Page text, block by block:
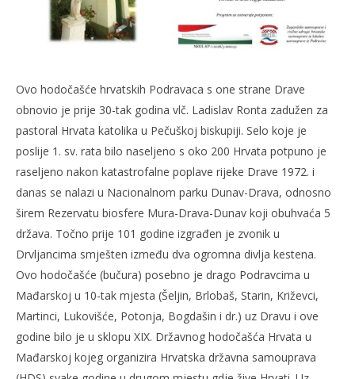
13.06.2026.
slatina.net
Ovo hodočašće hrvatskih Podravaca s one strane Drave
obnovio je prije 30-tak godina vlč. Ladislav Ronta zadužen za
pastoral Hrvata katolika u Pečuškoj biskupiji. Selo koje je
poslije 1. sv. rata bilo naseljeno s oko 200 Hrvata potpuno je
raseljeno nakon katastrofalne poplave rijeke Drave 1972. i
danas se nalazi u Nacionalnom parku Dunav-Drava, odnosno
širem Rezervatu biosfere Mura-Drava-Dunav koji obuhvaća 5
država. Točno prije 101 godine izgrađen je zvonik u
Drvljancima smješten između dva ogromna divlja kestena.
Ovo hodočašće (bučura) posebno je drago Podravcima u
Mađarskoj u 10-tak mjesta (Šeljin, Brlobaš, Starin, Križevci,
Martinci, Lukovišće, Potonja, Bogdašin i dr.) uz Dravu i ove
godine bilo je u sklopu XIX. Državnog hodočašća Hrvata u
Mađarskoj kojeg organizira Hrvatska državna samouprava